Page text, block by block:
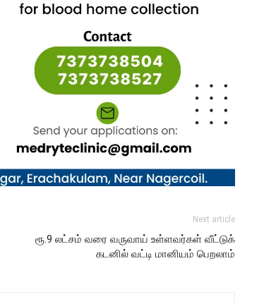
Next article
ரூ.9 லட்சம் வரை வருவாய் உள்ளவர்கள் வீட்டுக்
கடனில் வட்டி மானியம் பெறலாம்